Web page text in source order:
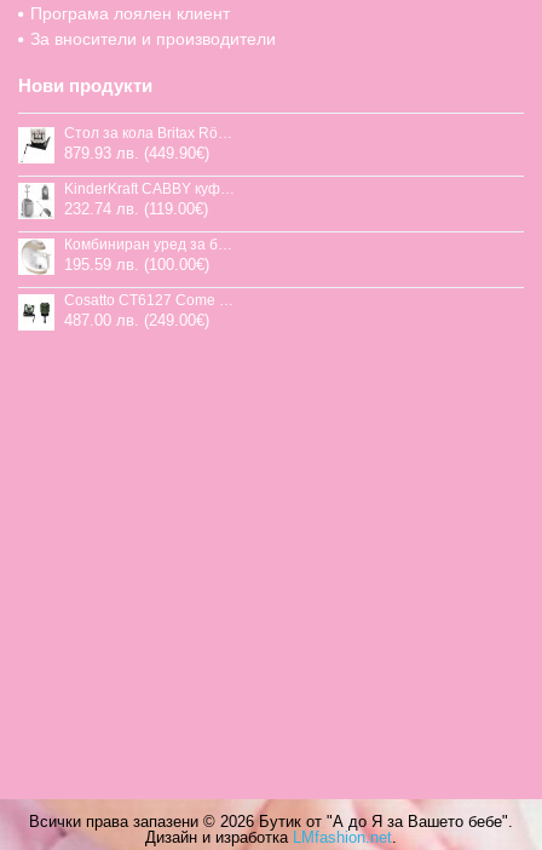
Програма лоялен клиент
За вносители и производители
Нови продукти
Стол за кола Britax Römer Swivel-Grow Max Air, 40-125 см
879.93 лв. (449.90€)
KinderKraft CABBY куфар със седалка
232.74 лв. (119.00€)
Комбиниран уред за бебешка храна Jane Chefkiss, 7 функции
195.59 лв. (100.00€)
Cosatto CT6127 Come and go 2 столче за кола HOGLET
487.00 лв. (249.00€)
Всички права запазени © 2026 Бутик от "А до Я за Вашето бебе".
Дизайн и изработка LMfashion.net.